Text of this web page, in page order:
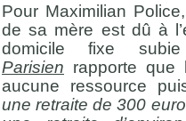
Pour Maximilian
de sa mère est dû à
domicile fixe
Parisien rapporte que
aucune ressource
une retraite de 300